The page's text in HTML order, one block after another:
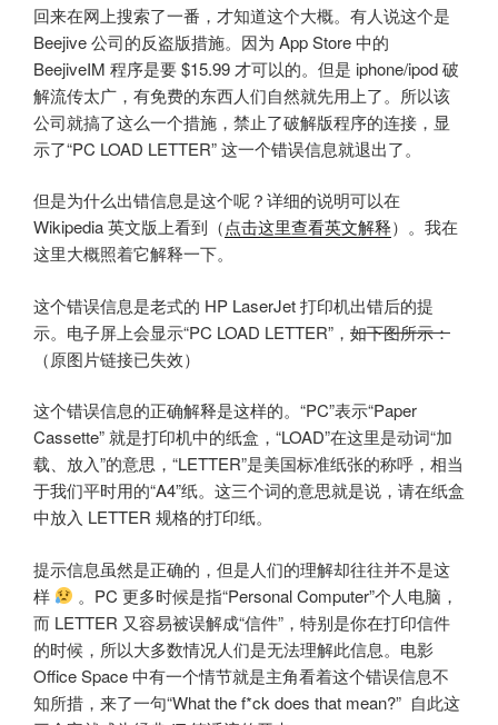
回来在网上搜索了一番，才知道这个大概。有人说这个是
Beejive 公司的反盗版措施。因为 App Store 中的
BeejiveIM 程序是要 $15.99 才可以的。但是 iphone/ipod 破
解流传太广，有免费的东西人们自然就先用上了。所以该
公司就搞了这么一个措施，禁止了破解版程序的连接，显
示了“PC LOAD LETTER” 这一个错误信息就退出了。
但是为什么出错信息是这个呢？详细的说明可以在
Wikipedia 英文版上看到（点击这里查看英文解释）。我在
这里大概照着它解释一下。
这个错误信息是老式的 HP LaserJet 打印机出错后的提
示。电子屏上会显示“PC LOAD LETTER”， 如下图所示：
（原图片链接已失效）
这个错误信息的正确解释是这样的。“PC”表示“Paper
Cassette” 就是打印机中的纸盒，“LOAD”在这里是动词“加
载、放入”的意思，“LETTER”是美国标准纸张的称呼，相当
于我们平时用的“A4”纸。这三个词的意思就是说，请在纸盒
中放入 LETTER 规格的打印纸。
提示信息虽然是正确的，但是人们的理解却往往并不是这
样
。PC 更多时候是指“Personal Computer”个人电脑，
而 LETTER 又容易被误解成“信件”，特别是你在打印信件
的时候，所以大多数情况人们是无法理解此信息。电影
Office Space 中有一个情节就是主角看着这个错误信息不
知所措，来了一句“What the f*ck does that mean?” 自此这